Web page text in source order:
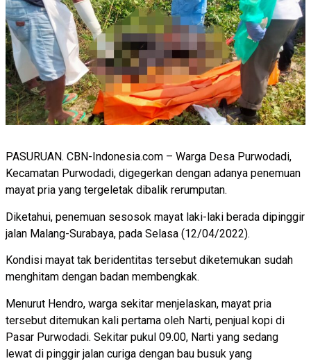
PASURUAN. CBN-Indonesia.com – Warga Desa Purwodadi,
Kecamatan Purwodadi, digegerkan dengan adanya penemuan
mayat pria yang tergeletak dibalik rerumputan.
Diketahui, penemuan sesosok mayat laki-laki berada dipinggir
jalan Malang-Surabaya, pada Selasa (12/04/2022).
Kondisi mayat tak beridentitas tersebut diketemukan sudah
menghitam dengan badan membengkak.
Menurut Hendro, warga sekitar menjelaskan, mayat pria
tersebut ditemukan kali pertama oleh Narti, penjual kopi di
Pasar Purwodadi. Sekitar pukul 09.00, Narti yang sedang
lewat di pinggir jalan curiga dengan bau busuk yang